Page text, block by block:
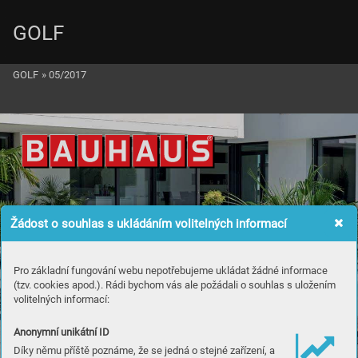
Žádost o souhlas s ukládáním volitelných informací
Pro základní fungování webu nepotřebujeme ukládat žádné informace
(tzv. cookies apod.). Rádi bychom vás ale požádali o souhlas s uložením
volitelných informací:
Anonymní unikátní ID
Díky němu příště poznáme, že se jedná o stejné zařízení, a
GOLF
GOLF » 05/2017